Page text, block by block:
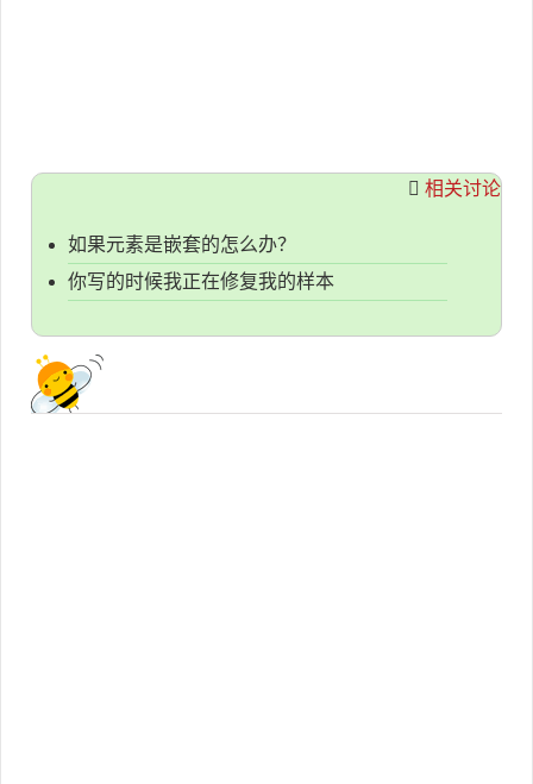
相关讨论
如果元素是嵌套的怎么办？
你写的时候我正在修复我的样本